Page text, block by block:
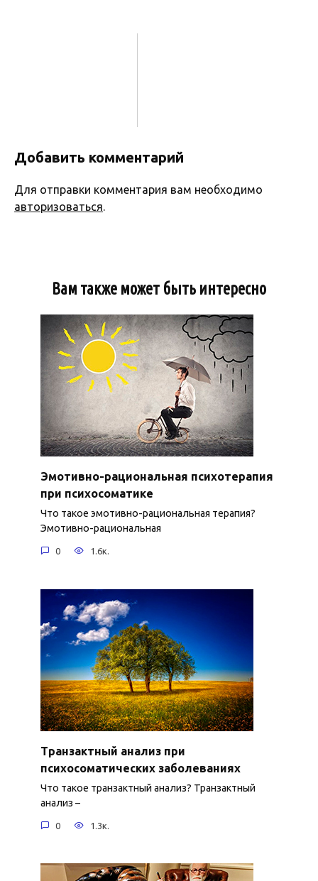
Добавить комментарий
Для отправки комментария вам необходимо
авторизоваться.
Вам также может быть интересно
Эмотивно-рациональная психотерапия
при психосоматике
Что такое эмотивно-рациональная терапия?
Эмотивно-рациональная
0 1.6к.
Транзактный анализ при
психосоматических заболеваниях
Что такое транзактный анализ? Транзактный
анализ –
0 1.3к.